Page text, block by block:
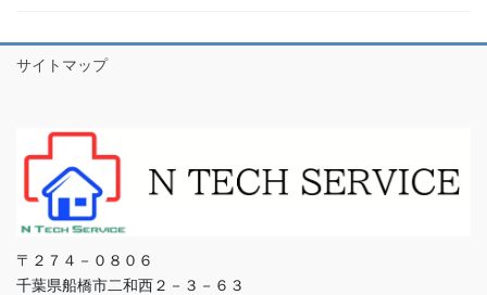
サイトマップ
〒２７４－０８０６
千葉県船橋市二和西２－３－６３